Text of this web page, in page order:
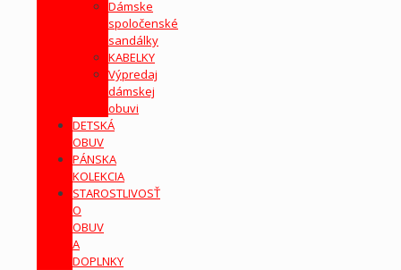
Dámske
spoločenské
sandálky
KABELKY
Výpredaj
dámskej
obuvi
DETSKÁ
OBUV
PÁNSKA
KOLEKCIA
STAROSTLIVOSŤ
O
OBUV
A
DOPLNKY